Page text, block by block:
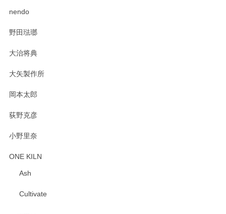
nendo
野田琺瑯
大治将典
大矢製作所
岡本太郎
荻野克彦
小野里奈
ONE KILN
Ash
Cultivate